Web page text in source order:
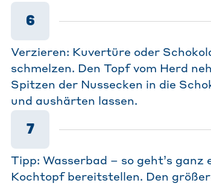
6
Verzieren: Kuvertüre oder
schmelzen. Den Topf vom Herd
Spitzen der Nussecken in die
und aushärten lassen.
7
Tipp: Wasserbad – so geht’s
Kochtopf bereitstellen. Den